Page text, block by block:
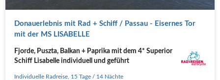
Donauerlebnis mit Rad + Schiff / Passau - Eisernes Tor
mit der MS LISABELLE
Fjorde, Puszta, Balkan + Paprika mit dem 4* Superior
Schiff Lisabelle individuell und geführt
Individuelle Radreise 15 Tage / 14 Nächte